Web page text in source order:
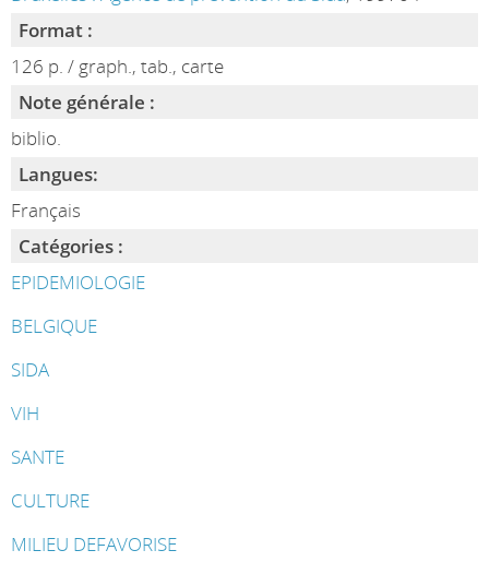
Format :
126 p. / graph., tab., carte
Note générale :
biblio.
Langues:
Français
Catégories :
EPIDEMIOLOGIE
BELGIQUE
SIDA
VIH
SANTE
CULTURE
MILIEU DEFAVORISE